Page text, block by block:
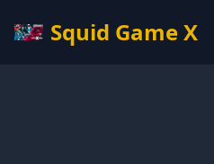
Squid Game X